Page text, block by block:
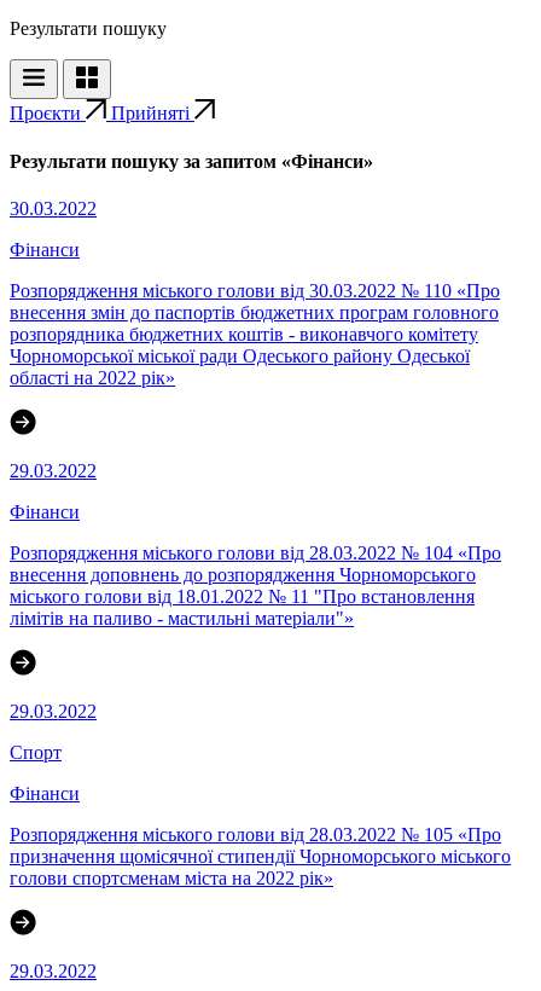
Результати пошуку
Проєкти Прийняті
Результати пошуку за запитом «Фінанси»
30.03.2022
Фінанси
Розпорядження міського голови від 30.03.2022 № 110 «Про
внесення змін до паспортів бюджетних програм головного
розпорядника бюджетних коштів - виконавчого комітету
Чорноморської міської ради Одеського району Одеської
області на 2022 рік»
29.03.2022
Фінанси
Розпорядження міського голови від 28.03.2022 № 104 «Про
внесення доповнень до розпорядження Чорноморського
міського голови від 18.01.2022 № 11 "Про встановлення
лімітів на паливо - мастильні матеріали"»
29.03.2022
Спорт
Фінанси
Розпорядження міського голови від 28.03.2022 № 105 «Про
призначення щомісячної стипендії Чорноморського міського
голови спортсменам міста на 2022 рік»
29.03.2022